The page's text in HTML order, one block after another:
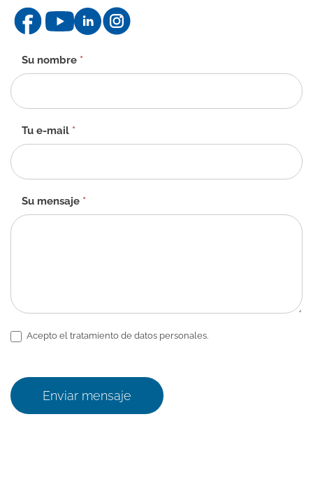
Formulario
de
contacto
-
Su nombre *
Tu e-mail *
Su mensaje *
Acepto el tratamiento de datos personales.
Enviar mensaje